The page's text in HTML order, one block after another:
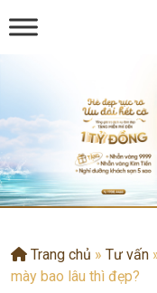
Trang chủ » Tư vấn
mày bao lâu thì đẹp?